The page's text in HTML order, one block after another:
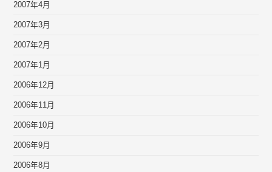
2007年4月
2007年3月
2007年2月
2007年1月
2006年12月
2006年11月
2006年10月
2006年9月
2006年8月